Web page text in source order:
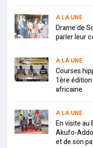
A LA UNE
Drame de
parler leur
A LA UNE
Courses
1ère
africaine
A LA UNE
En visite au
Akufo-Addo
et de son